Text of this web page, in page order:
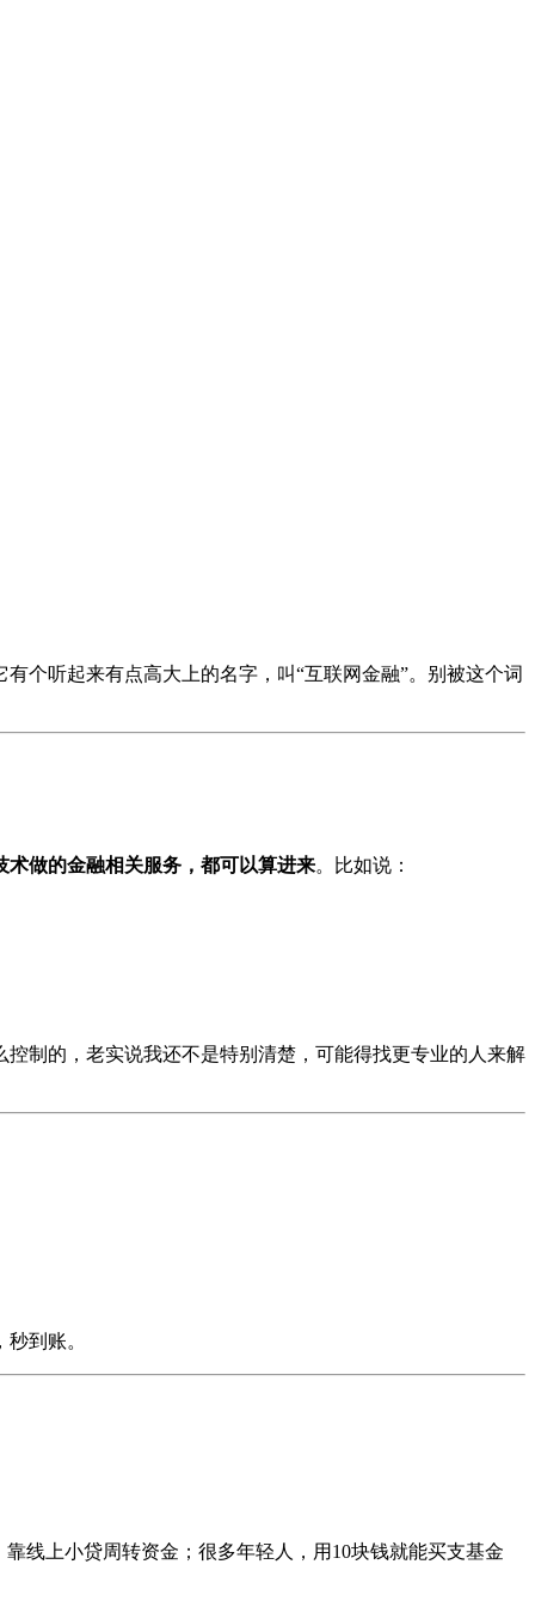
个听起来有点高大上的名字，叫“互联网金融”。别被这个词
做的金融相关服务，都可以算进来。比如说：
制的，老实说我还不是特别清楚，可能得找更专业的人来解
到账。
线上小贷周转资金；很多年轻人，用10块钱就能买支基金